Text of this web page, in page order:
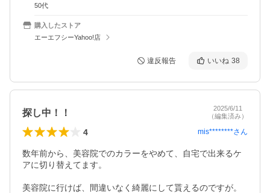
50代
購入したストア
エーエフシーYahoo!店
違反報告 いいね 38
探し中！！
2025/6/11
（編集済み）
4 mis********さん
数年前から、美容院でのカラーをやめて、自宅で出来るケ
アに切り替えてます。
美容院に行けば、間違いなく綺麗にして貰えるのですが。